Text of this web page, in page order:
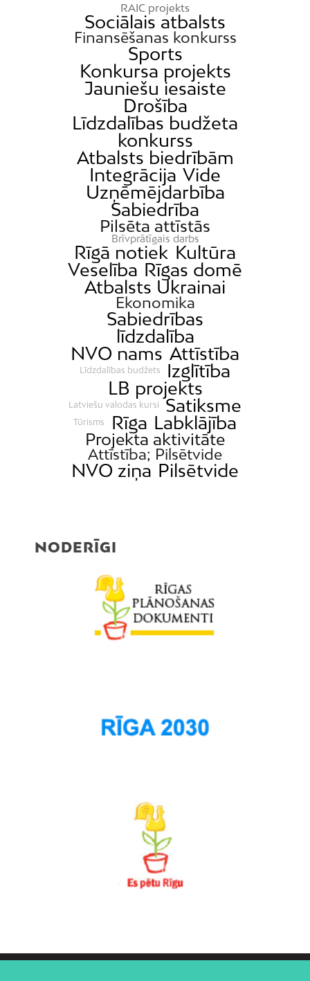
RAIC projekts
Sociālais atbalsts
Finansēšanas konkurss
Sports
Konkursa projekts
Jauniešu iesaiste
Drošība
Līdzdalības budžeta
konkurss
Atbalsts biedrībām
Integrācija Vide
Uzņēmējdarbība
Sabiedrība
Pilsēta attīstās
Brīvprātīgais darbs
Rīgā notiek Kultūra
Veselība Rīgas domē
Atbalsts Ukrainai
Ekonomika
Sabiedrības
līdzdalība
NVO nams Attīstība
Līdzdalības budžets
Izglītība
LB projekts
Latviešu valodas kursi Satiksme
Tūrisms Rīga Labklājība
Projekta aktivitāte
Attīstība; Pilsētvide
NVO ziņa Pilsētvide
NODERĪGI